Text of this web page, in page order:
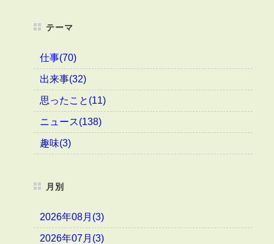
テーマ
仕事(70)
出来事(32)
思ったこと(11)
ニュース(138)
趣味(3)
月別
2026年08月(3)
2026年07月(3)